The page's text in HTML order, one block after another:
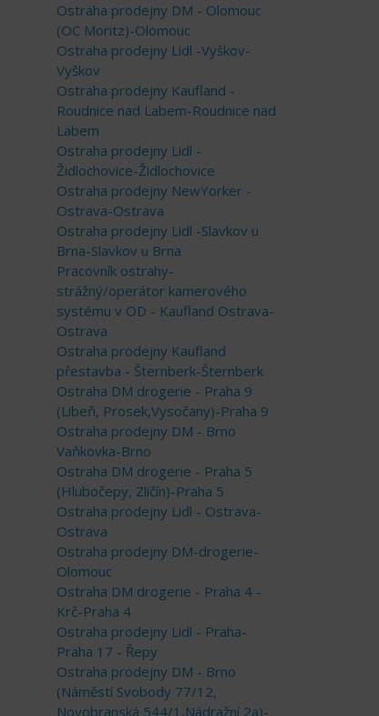
Ostraha prodejny DM - Olomouc
(OC Moritz)-Olomouc
Ostraha prodejny Lidl -Vyškov-
Vyškov
Ostraha prodejny Kaufland -
Roudnice nad Labem-Roudnice nad
Labem
Ostraha prodejny Lidl -
Židlochovice-Židlochovice
Ostraha prodejny NewYorker -
Ostrava-Ostrava
Ostraha prodejny Lidl -Slavkov u
Brna-Slavkov u Brna
Pracovník ostrahy-
strážný/operátor kamerového
systému v OD - Kaufland Ostrava-
Ostrava
Ostraha prodejny Kaufland
přestavba - Šternberk-Šternberk
Ostraha DM drogerie - Praha 9
(Libeň, Prosek,Vysočany)-Praha 9
Ostraha prodejny DM - Brno
Vaňkovka-Brno
Ostraha DM drogerie - Praha 5
(Hlubočepy, Zličín)-Praha 5
Ostraha prodejny Lidl - Ostrava-
Ostrava
Ostraha prodejny DM-drogerie-
Olomouc
Ostraha DM drogerie - Praha 4 -
Krč-Praha 4
Ostraha prodejny Lidl - Praha-
Praha 17 - Řepy
Ostraha prodejny DM - Brno
(Náměstí Svobody 77/12,
Novobranská 544/1,Nádražní 2a)-